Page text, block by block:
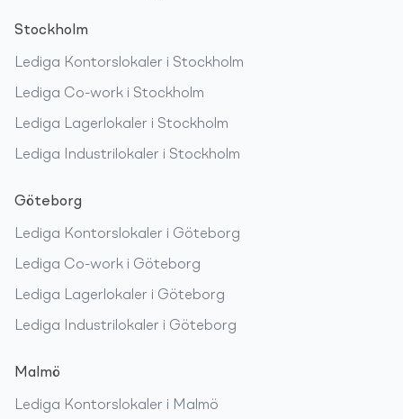
Stockholm
Lediga Kontorslokaler i Stockholm
Lediga Co-work i Stockholm
Lediga Lagerlokaler i Stockholm
Lediga Industrilokaler i Stockholm
Göteborg
Lediga Kontorslokaler i Göteborg
Lediga Co-work i Göteborg
Lediga Lagerlokaler i Göteborg
Lediga Industrilokaler i Göteborg
Malmö
Lediga Kontorslokaler i Malmö